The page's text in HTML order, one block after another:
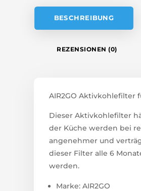
BESCHREIBUNG
REZENSIONEN (0)
AIR2GO Aktivkohlefilter
Dieser Aktivkohlefilter
der Küche werden bei
angenehmer und
dieser Filter alle 6
werden.
Marke: AIR2GO